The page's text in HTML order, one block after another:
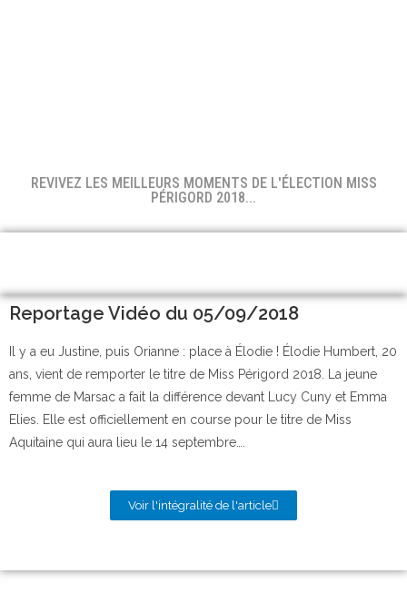
REVIVEZ LES MEILLEURS MOMENTS DE L'ÉLECTION MISS
PÉRIGORD 2018...
Reportage Vidéo du 05/09/2018
Il y a eu Justine, puis Orianne : place à Élodie ! Élodie Humbert, 20
ans, vient de remporter le titre de Miss Périgord 2018. La jeune
femme de Marsac a fait la différence devant Lucy Cuny et Emma
Elies. Elle est officiellement en course pour le titre de Miss
Aquitaine qui aura lieu le 14 septembre….
Voir l'intégralité de l'article